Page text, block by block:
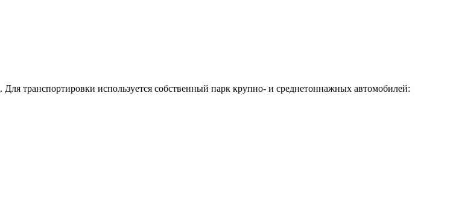
. Для транспортировки используется собственный парк крупно- и среднетоннажных автомобилей: